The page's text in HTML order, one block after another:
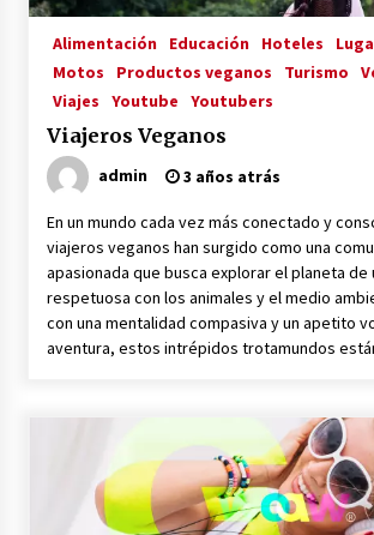
Alimentación Educación Hoteles
Motos
Productos veganos Turismo
Viajes
Youtube Youtubers
Viajeros Veganos
admin 3 años atrás
En un mundo cada vez más conectado y
viajeros veganos han surgido como una
apasionada que busca explorar el planeta de
respetuosa con los animales y el medio
con una mentalidad compasiva y un apetito
aventura, estos intrépidos trotamundos